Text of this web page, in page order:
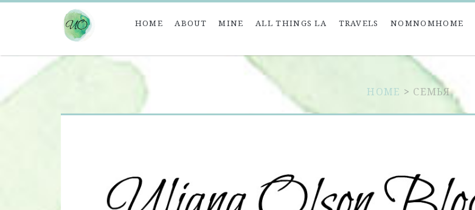
HOME ABOUT MINE ALL THINGS LA TRAVELS NOMNOMHOME
HOME > СЕМЬЯ